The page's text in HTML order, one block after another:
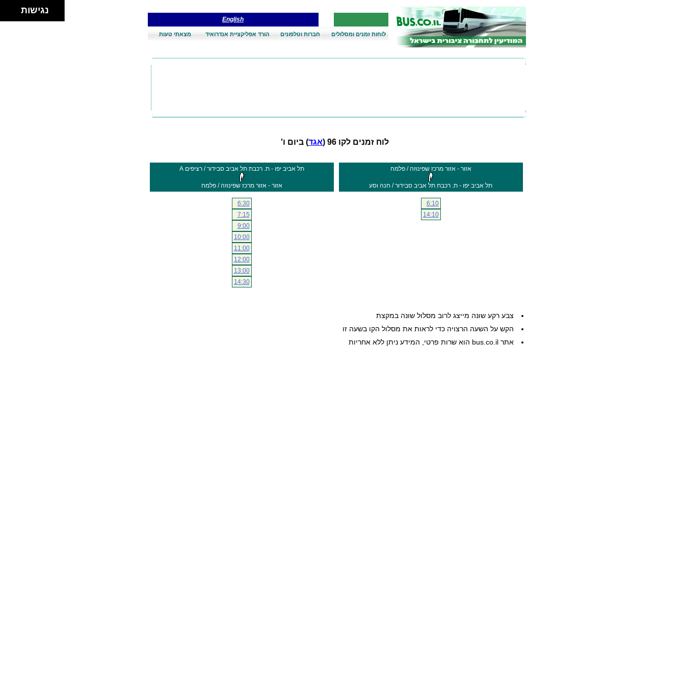
English
לוחות זמנים ומסלולים חברות וטלפונים הורד אפליקציית אנדרואיד מצאתי טעות
לוח זמנים לקו 96 ( אגד) ביום ו'
אזור - אזור מרכז שפינוזה / פלמח
תל אביב יפו - ת. רכבת תל אביב סבידור / חנה וסע
6:10
14:10
תל אביב יפו - ת. רכבת תל אביב סבידור / רציפים A
אזור - אזור מרכז שפינוזה / פלמח
6:30
7:15
9:00
10:00
11:00
12:00
13:00
14:30
צבע רקע שונה מייצג לרוב מסלול שונה במקצת
הקש על השעה הרצויה כדי לראות את מסלול הקו בשעה זו
אתר bus.co.il הוא שרות פרטי, המידע ניתן ללא אחריות
נגישות